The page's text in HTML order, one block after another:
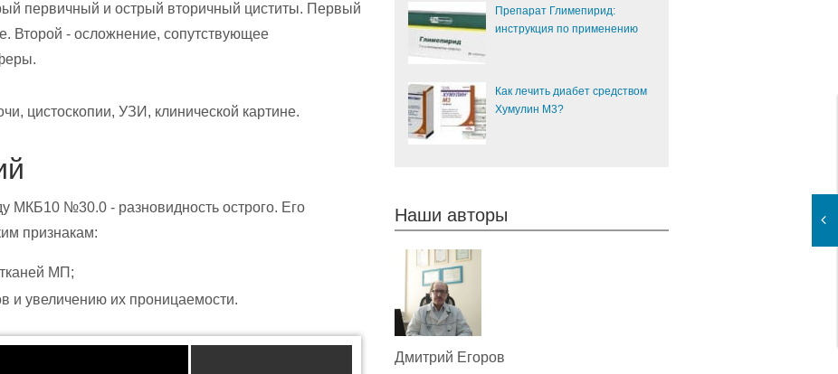
первичный и острый вторичный циститы. Первый
Второй - осложнение, сопутствующее
цистоскопии, УЗИ, клинической картине.
МКБ10 №30.0 - разновидность острого. Его
признакам:
МП;
и увеличению их проницаемости.
Препарат Глимепирид:
инструкция по применению
Как лечить диабет средством
Хумулин М3?
Наши авторы
Дмитрий Егоров